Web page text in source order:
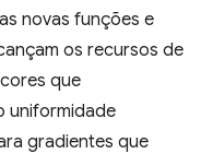
novas funções e
os recursos de
que
uniformidade
gradientes que